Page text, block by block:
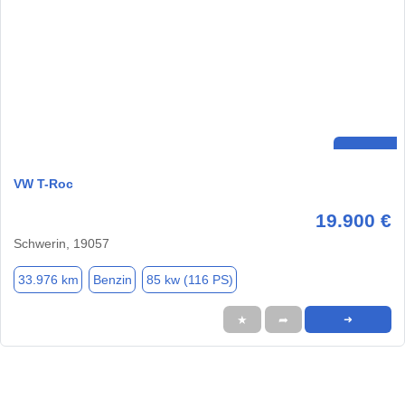
VW T-Roc
19.900 €
Schwerin, 19057
33.976 km Benzin 85 kw (116 PS)
★ ➦ ➜